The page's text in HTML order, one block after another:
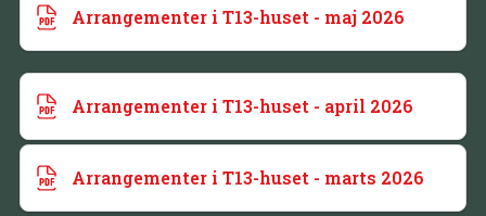
Arrangementer i T13-huset - maj 2026
Arrangementer i T13-huset - april 2026
Arrangementer i T13-huset - marts 2026